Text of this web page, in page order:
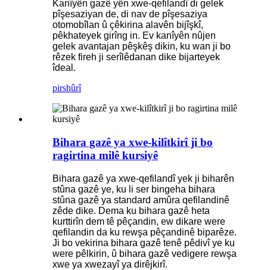
Kanîyên gazê yên xwe-qefilandî di gelek
pîşesaziyan de, di nav de pîşesaziya
otomobîlan û çêkirina alavên bijîşkî,
pêkhateyek girîng in. Ev kanîyên nûjen
gelek avantajan pêşkêş dikin, ku wan ji bo
rêzek fireh ji serîlêdanan dike bijarteyek
îdeal.
pirshûrî
Bihara gazê ya xwe-kilîtkirî ji bo
ragirtina milê kursiyê
Bihara gazê ya xwe-qefilandî yek ji biharên
stûna gazê ye, ku li ser bingeha bihara
stûna gazê ya standard amûra qefilandinê
zêde dike. Dema ku bihara gazê heta
kurttirîn dem tê pêçandin, ew dikare were
qefilandin da ku rewşa pêçandinê biparêze.
Ji bo vekirina bihara gazê tenê pêdivî ye ku
were pêlkirin, û bihara gazê vedigere rewşa
xwe ya xwezayî ya dirêjkirî.